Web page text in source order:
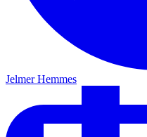
Jelmer Hemmes